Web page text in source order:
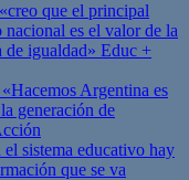
que el principal
es el valor de la
de igualdad» Educ +
Argentina es
generación de
sistema educativo hay
que se va